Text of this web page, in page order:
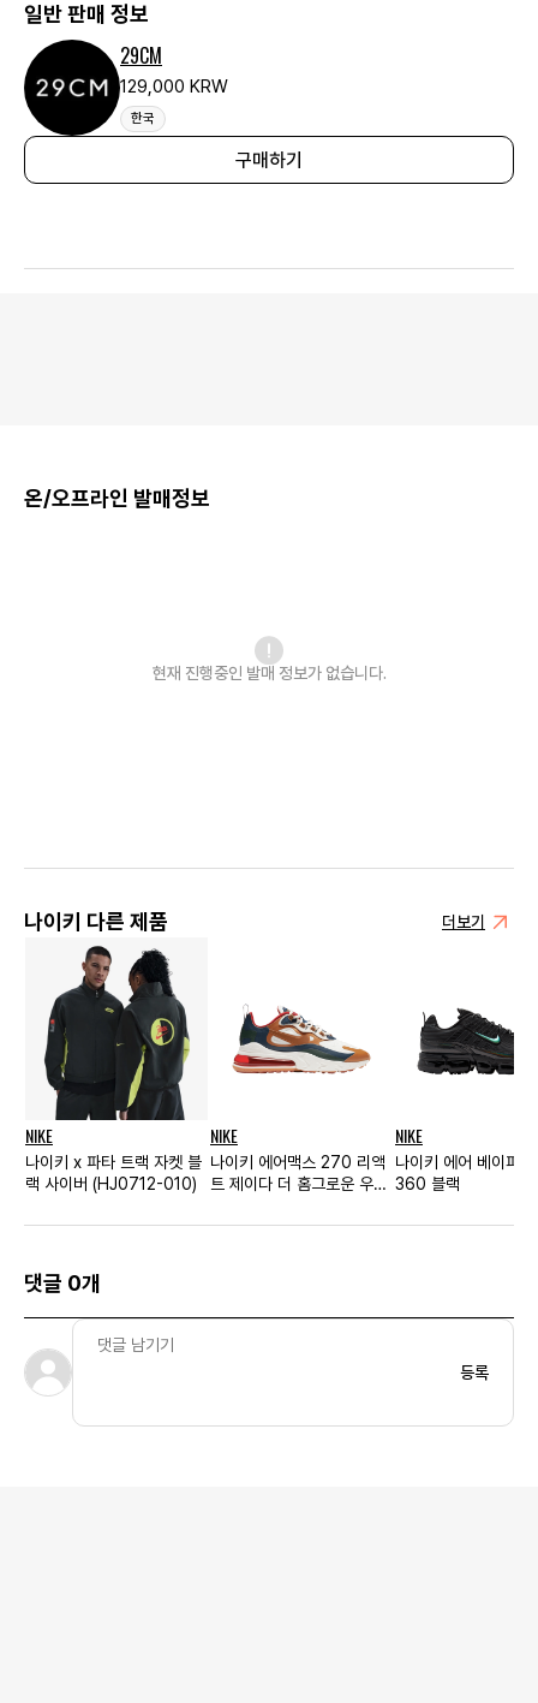
일반 판매 정보
29CM
129,000 KRW
한국
구매하기
온/오프라인 발매정보
현재 진행중인 발매 정보가 없습니다.
나이키 다른 제품 더보기
NIKE
나이키 x 파타 트랙 자켓 블
랙 사이버 (HJ0712-010)
NIKE
나이키 에어맥스 270 리액
트 제이다 더 홈그로운 우먼
NIKE
나이키 에어 베이퍼맥
360 블랙
댓글 0개
등록